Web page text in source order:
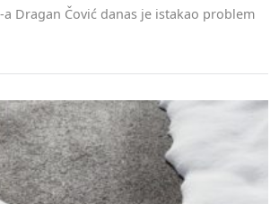
a Dragan Čović danas je istakao problem